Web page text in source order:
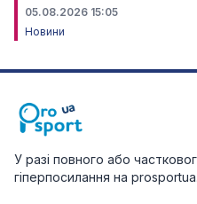
05.08.2026 15:05
Новини
У разі повного або
гіперпосилання на